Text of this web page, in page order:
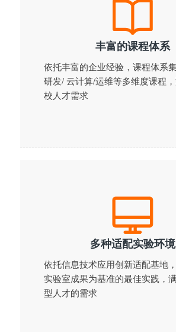
丰富的课程体系
依托丰富的企业经验，课程体系
研发/ 云计算/运维等多维度课程
校人才需求
多种适配实验环境
依托信息技术应用创新适配基地
实验室成果为基准的最佳实践，
型人才的需求